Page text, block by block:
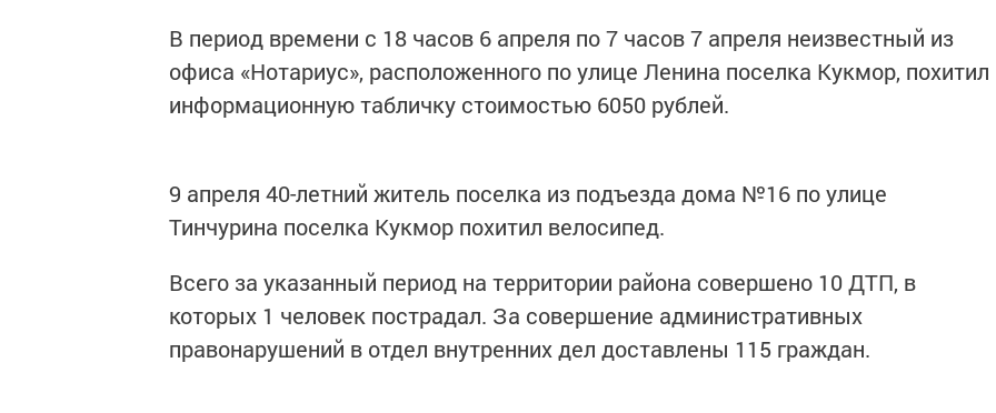
В период времени с 18 часов 6 апреля по 7 часов 7 апреля неизвестный из
офиса «Нотариус», расположенного по улице Ленина поселка Кукмор, похитил
информационную табличку стоимостью 6050 рублей.
9 апреля 40-летний житель поселка из подъезда дома №16 по улице
Тинчурина поселка Кукмор похитил велосипед.
Всего за указанный период на территории района совершено 10 ДТП, в
которых 1 человек пострадал. За совершение административных
правонарушений в отдел внутренних дел доставлены 115 граждан.